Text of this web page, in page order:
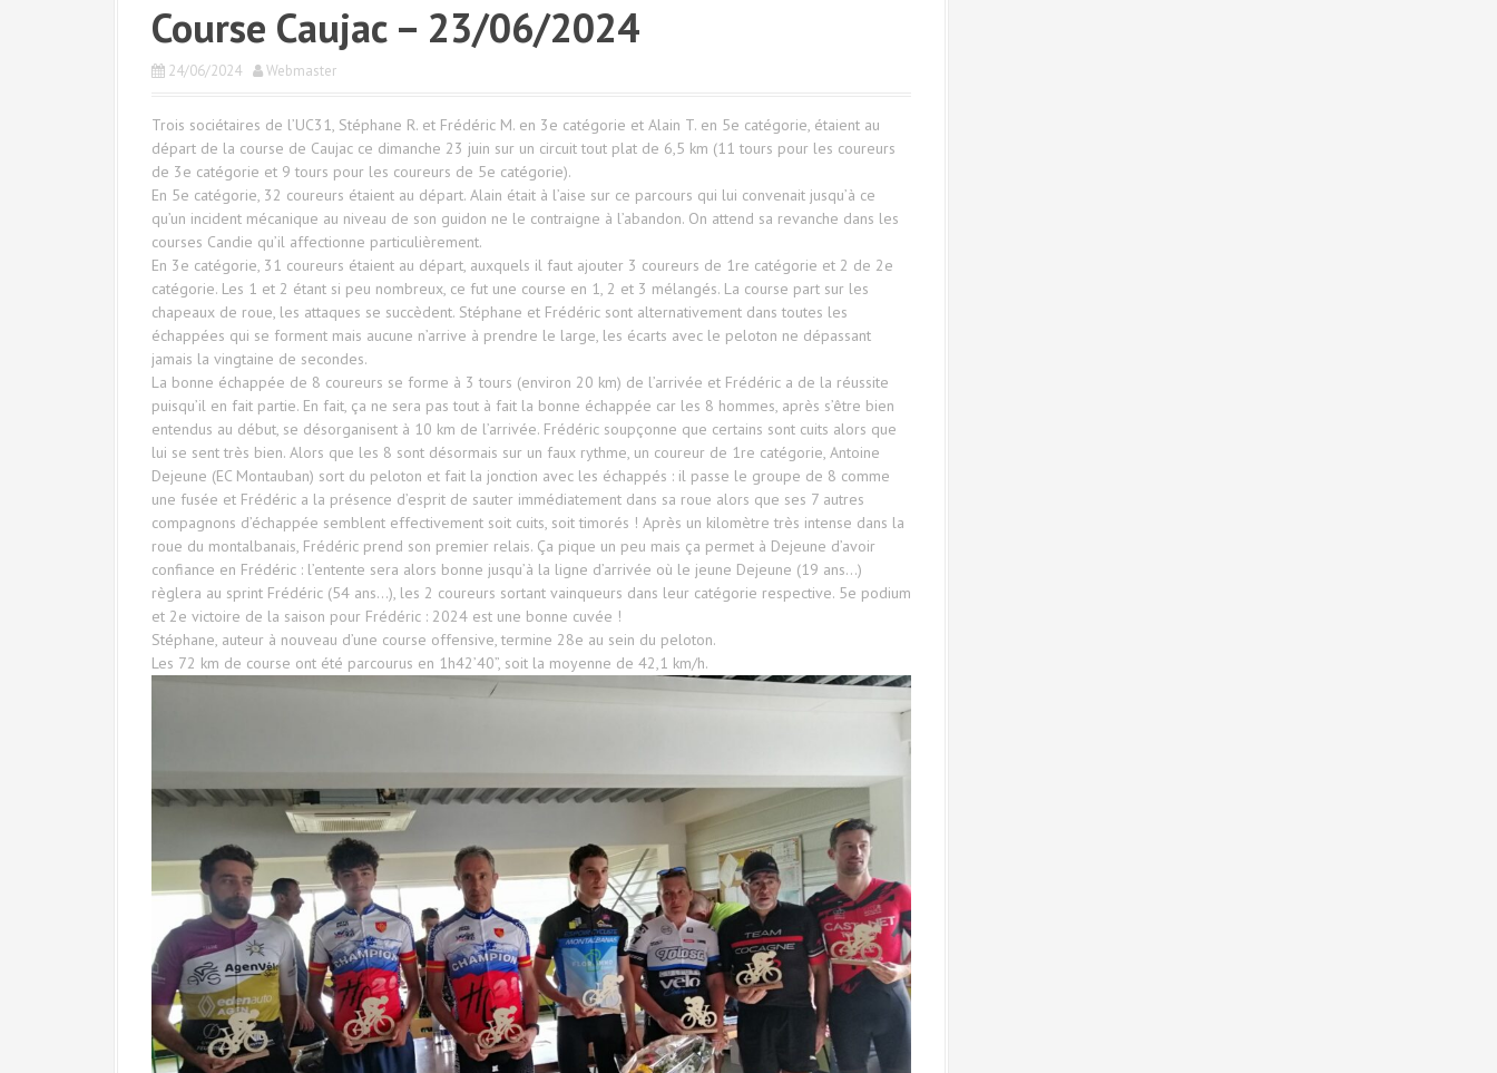
Course Caujac – 23/06/2024
24/06/2024 Webmaster
Trois sociétaires de l’UC31, Stéphane R. et Frédéric M. en 3e catégorie et Alain T. en 5e catégorie, étaient au
départ de la course de Caujac ce dimanche 23 juin sur un circuit tout plat de 6,5 km (11 tours pour les coureurs
de 3e catégorie et 9 tours pour les coureurs de 5e catégorie).
En 5e catégorie, 32 coureurs étaient au départ. Alain était à l’aise sur ce parcours qui lui convenait jusqu’à ce
qu’un incident mécanique au niveau de son guidon ne le contraigne à l’abandon. On attend sa revanche dans les
courses Candie qu’il affectionne particulièrement.
En 3e catégorie, 31 coureurs étaient au départ, auxquels il faut ajouter 3 coureurs de 1re catégorie et 2 de 2e
catégorie. Les 1 et 2 étant si peu nombreux, ce fut une course en 1, 2 et 3 mélangés. La course part sur les
chapeaux de roue, les attaques se succèdent. Stéphane et Frédéric sont alternativement dans toutes les
échappées qui se forment mais aucune n’arrive à prendre le large, les écarts avec le peloton ne dépassant
jamais la vingtaine de secondes.
La bonne échappée de 8 coureurs se forme à 3 tours (environ 20 km) de l’arrivée et Frédéric a de la réussite
puisqu’il en fait partie. En fait, ça ne sera pas tout à fait la bonne échappée car les 8 hommes, après s’être bien
entendus au début, se désorganisent à 10 km de l’arrivée. Frédéric soupçonne que certains sont cuits alors que
lui se sent très bien. Alors que les 8 sont désormais sur un faux rythme, un coureur de 1re catégorie, Antoine
Dejeune (EC Montauban) sort du peloton et fait la jonction avec les échappés : il passe le groupe de 8 comme
une fusée et Frédéric a la présence d’esprit de sauter immédiatement dans sa roue alors que ses 7 autres
compagnons d’échappée semblent effectivement soit cuits, soit timorés ! Après un kilomètre très intense dans la
roue du montalbanais, Frédéric prend son premier relais. Ça pique un peu mais ça permet à Dejeune d’avoir
confiance en Frédéric : l’entente sera alors bonne jusqu’à la ligne d’arrivée où le jeune Dejeune (19 ans…)
règlera au sprint Frédéric (54 ans…), les 2 coureurs sortant vainqueurs dans leur catégorie respective. 5e podium
et 2e victoire de la saison pour Frédéric : 2024 est une bonne cuvée !
Stéphane, auteur à nouveau d’une course offensive, termine 28e au sein du peloton.
Les 72 km de course ont été parcourus en 1h42’40”, soit la moyenne de 42,1 km/h.